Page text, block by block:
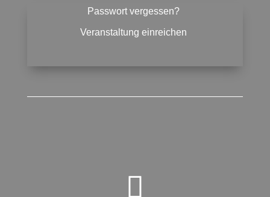
Passwort vergessen?
Veranstaltung einreichen